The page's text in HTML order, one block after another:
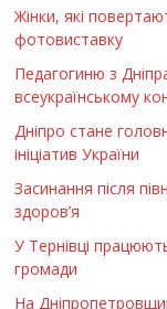
Жінки, які
фотовиставку
Педагогиню з
всеукраїнському
Дніпро стане
ініціатив України
Засинання після
здоров’я
У Тернівці
громади
На